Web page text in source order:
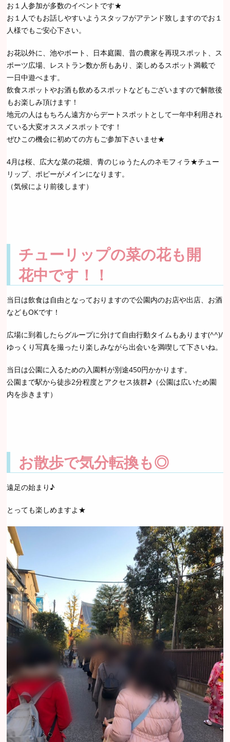
お１人参加が多数のイベントです★
お１人でもお話しやすいようスタッフがアテンド致しますのでお１
人様でもご安心下さい。
お花以外に、池やボート、日本庭園、昔の農家を再現スポット、ス
ポーツ広場、レストラン数か所もあり、楽しめるスポット満載で
一日中遊べます。
飲食スポットやお酒も飲めるスポットなどもございますので解散後
もお楽しみ頂けます！
地元の人はもちろん遠方からデートスポットとして一年中利用され
ている大変オススメスポットです！
ぜひこの機会に初めての方もご参加下さいませ★
4月は桜、広大な菜の花畑、青のじゅうたんのネモフィラ★チュー
リップ、ポピーがメインになります。
（気候により前後します）
チューリップの菜の花も開
花中です！！
当日は飲食は自由となっておりますので公園内のお店や出店、お酒
などもOKです！
広場に到着したらグループに分けて自由行動タイムもあります(^^)/
ゆっくり写真を撮ったり楽しみながら出会いを満喫して下さいね。
当日は公園に入るための入園料が別途450円かかります。
公園まで駅から徒歩2分程度とアクセス抜群♪（公園は広いため園
内を歩きます）
お散歩で気分転換も◎
遠足の始まり♪
とっても楽しめますよ★